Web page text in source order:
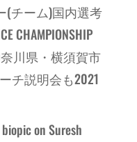
(チーム)国内選考
CHAMPIONSHIP
川県・横須賀市
チ説明会も2021
biopic on Suresh